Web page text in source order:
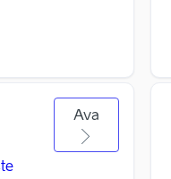
Ava